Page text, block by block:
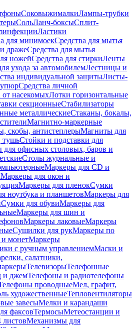
СоковыжималкиЛампы-трубки
СольЛанч-боксыСплит-
Ластики
для минимоекСредства для мытья
дражеСредства для мытья
ножейСредства для стиркиЛенты
ухода за автомобилемЛестницы и
индивидуальной защитыЛисты-
Средства личной
от насекомыхЛотки горизонтальные
секционныеСтабилизаторы
металлическиеСтаканы, бокалы,
Магнитно-маркерные
скобы, антистеплерыМагниты для
тушьСтойки и подставки для
для офисных столовых, баров и
Столы журнальные и
Маркеры для CD и
Маркеры для окон и
Маркеры для пленокСумки
ноутбука и планшетовМаркеры для
Сумки для обувиМаркеры для
Маркеры для шин и
Маркеры лаковыеМаркеры
Сушилки для рукМаркеры по
монетМаркеры
с ручным управлениемМаски и
салатники,
ТелевизорыТелефонные
и джемТелефоны и радиотелефоны
проводныеМел, графит,
художественныеТепловентиляторы
завесыМелки и карандаши
факсовТермосыМетеостанции и
листовМеханизмы для